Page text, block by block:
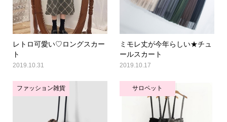
レトロ可愛い♡ロングスカー
ト
2019.10.31
ミモレ丈が今年らしい★チュ
ールスカート
2019.10.17
ファッション雑貨 サロペット